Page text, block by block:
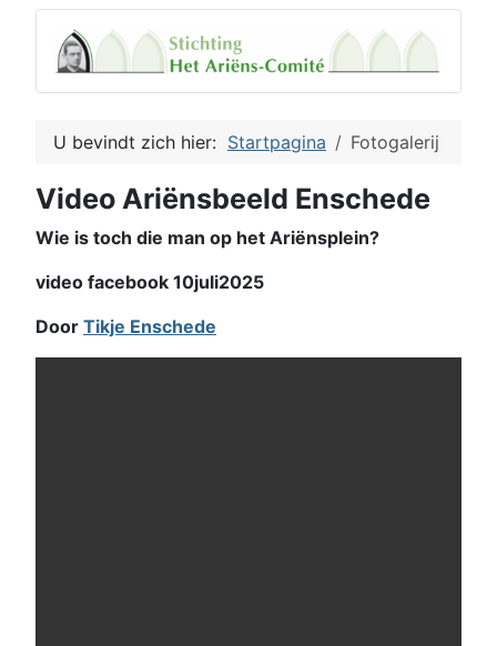
U bevindt zich hier: Startpagina Fotogalerij
Video Ariënsbeeld Enschede
Wie is toch die man op het Ariënsplein?
video facebook 10juli2025
Door Tikje Enschede